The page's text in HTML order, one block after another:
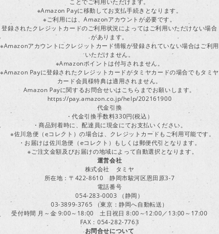
ことでご利用いただけます。
※Amazon Payに移動してお支払手続きとなります。
※ご利用には、Amazonアカウントが必要です。
登録されたクレジットカードのご利用状況によってはご利用いただけない場合
があります。
※Amazonアカウントにクレジットカード情報が登録されていない場合はご利用
いただけません。
※Amazonポイントは付与されません。
※Amazon Payに登録されたクレジットカードがタミヤカードの場合でもタミヤ
カード会員様特典は適用されません。
Amazon Payに関するお問合せいはこちらまでお願いします。
https://pay.amazon.co.jp/help/202161900
代金引換
・代金引換手数料330円(税込）
・商品到着時に、配達員に現金にてお支払いください。
※佐川急便（eコレクト）の場合は、クレジットカードもご利用可能です。
・お届けは佐川急便（eコレクト）もしくは郵便代引となります。
※ご注文金額及びお届けの地域によって自動選択となります。
運営会社
株式会社 タミヤ
所在地：〒422-8610 静岡市駿河区恩田原3-7
電話番号
054-283-0003 （静岡）
03-3899-3765 （東京：静岡へ自動転送）
受付時間 月～金 9:00～18:00 土日祝日 8:00～12:00／13:00～17:00
FAX：054-282-7763
お問合せについて